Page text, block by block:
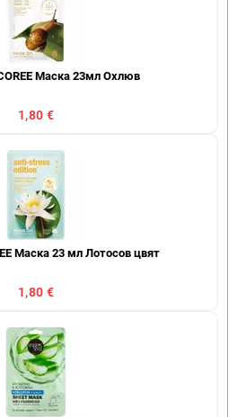
Маска 23мл Охлюв
1,80 €
Маска 23 мл Лотосов цвят
1,80 €